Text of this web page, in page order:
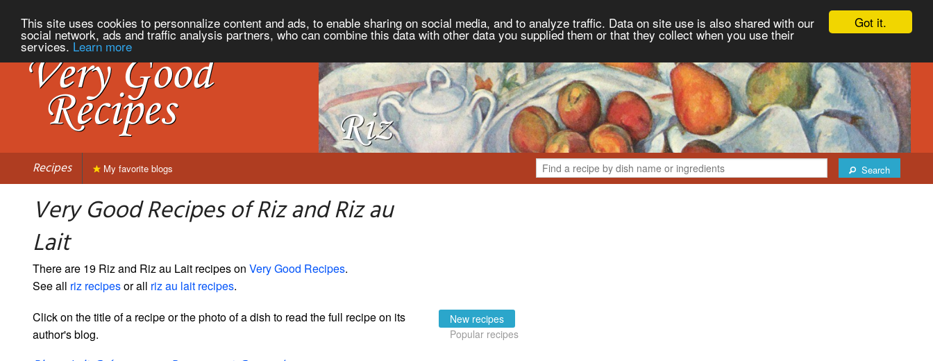
Got it.
This site uses cookies to personnalize content and ads, to enable sharing on social media, and to analyze traffic. Data on site use is also shared with our
social network, ads and traffic analysis partners, who can combine this data with other data you supplied them or that they collect when you use their
services. Learn more
Recipes Search
My favorite blogs
Very Good Recipes of Riz and Riz au
Lait
There are 19 Riz and Riz au Lait recipes on Very Good Recipes.
See all riz recipesor all riz au lait recipes.
Click on the title of a recipe or the photo of a dish to read the full recipe on its
author's blog.
New recipes
Popular recipes